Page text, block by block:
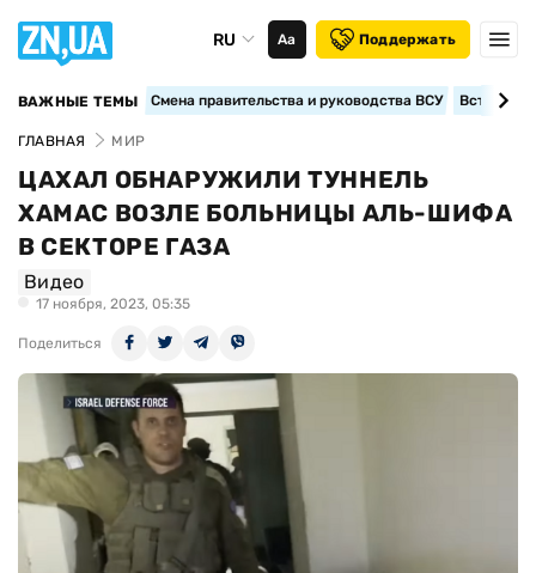
RU Аа Поддержать
ВАЖНЫЕ ТЕМЫ Смена правительства и руководства ВСУ
ГЛАВНАЯ МИР
ЦАХАЛ ОБНАРУЖИЛИ ТУННЕЛЬ
ХАМАС ВОЗЛЕ БОЛЬНИЦЫ АЛЬ-ШИФА
В СЕКТОРЕ ГАЗА
Видео
17 ноября, 2023, 05:35
Поделиться